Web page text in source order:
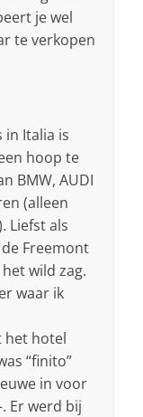
je wel
te verkopen
in Italia is
hoop te
BMW, AUDI
(alleen
Liefst als
Freemont
wild zag.
waar ik
het hotel
“finito”
in voor
Er werd bij